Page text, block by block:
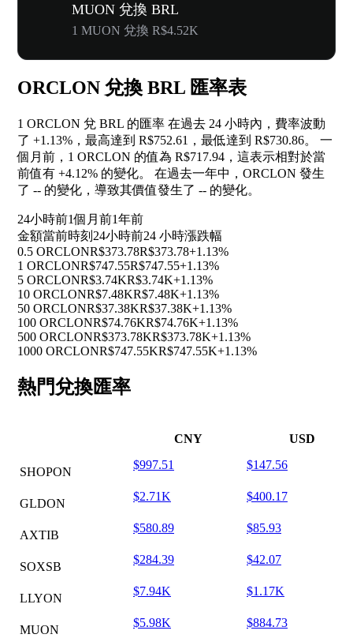
MUON 兌換 BRL
1 MUON 兌換 R$4.52K
ORCLON 兌換 BRL 匯率表
1 ORCLON 兌 BRL 的匯率 在過去 24 小時內，費率波動
了 +1.13% ，最高達到 R$752.61，最低達到 R$730.86。 一
個月前，1 ORCLON 的值為 R$717.94，這表示相對於當
前值有 +4.12% 的變化。 在過去一年中，ORCLON 發生
了 -- 的變化，導致其價值發生了 -- 的變化。
24小時前1個月前1年前
金額當前時刻 24小時前24 小時漲跌幅
0.5 ORCLONR$373.78R$373.78+1.13%
1 ORCLONR$747.55R$747.55+1.13%
5 ORCLONR$3.74KR$3.74K+1.13%
10 ORCLONR$7.48KR$7.48K+1.13%
50 ORCLONR$37.38KR$37.38K+1.13%
100 ORCLONR$74.76KR$74.76K+1.13%
500 ORCLONR$373.78KR$373.78K+1.13%
1000 ORCLONR$747.55KR$747.55K+1.13%
熱門兌換匯率
CNY USD
SHOPON
$997.51 $147.56
GLDON
$2.71K $400.17
AXTIB
$580.89 $85.93
SOXSB
$284.39 $42.07
LLYON
$7.94K $1.17K
MUON
$5.98K $884.73